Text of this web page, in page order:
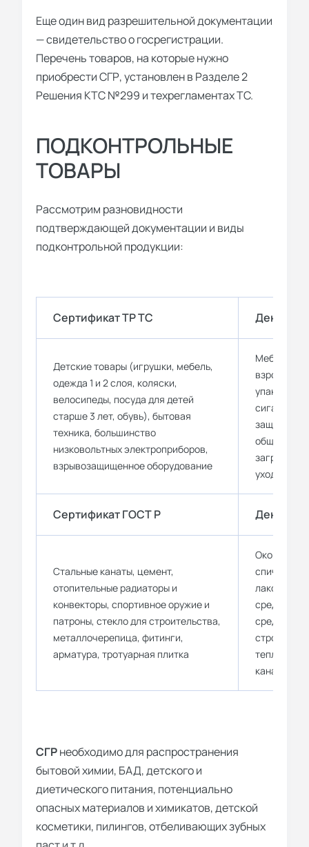
Еще один вид разрешительной документации
— свидетельство о госрегистрации.
Перечень товаров, на которые нужно
приобрести СГР, установлен в Разделе 2
Решения КТС №299 и техрегламентах ТС.
ПОДКОНТРОЛЬНЫЕ
ТОВАРЫ
Рассмотрим разновидности
подтверждающей документации и виды
подконтрольной продукции:
Сертификат ТР ТС
Детские товары (игрушки, мебель,
одежда 1 и 2 слоя, коляски,
велосипеды, посуда для детей
старше 3 лет, обувь), бытовая
техника, большинство
низковольтных электроприборов,
взрывозащищенное оборудование
Мебель и
взрослых,
сигареты,
уходовая
Сертификат ГОСТ Р
Стальные канаты, цемент,
отопительные радиаторы и
конвекторы, спортивное оружие и
патроны, стекло для строительства,
металлочерепица, фитинги,
арматура, тротуарная плитка
Оконные и
спички,
средства,
средства
СГРнеобходимо для распространения
бытовой химии, БАД, детского и
диетического питания, потенциально
опасных материалов и химикатов, детской
косметики, пилингов, отбеливающих зубных